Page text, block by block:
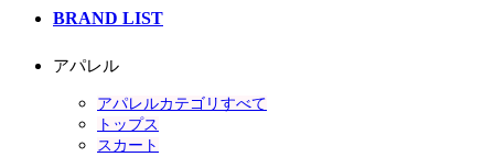
BRAND LIST
アパレル
アパレルカテゴリすべて
トップス
スカート